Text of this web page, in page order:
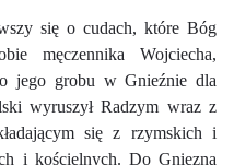
się o cudach, które Bóg
męczennika Wojciecha,
jego grobu w Gnieźnie dla
wyruszył Radzym wraz z
się z rzymskich i
i kościelnych. Do Gniezna